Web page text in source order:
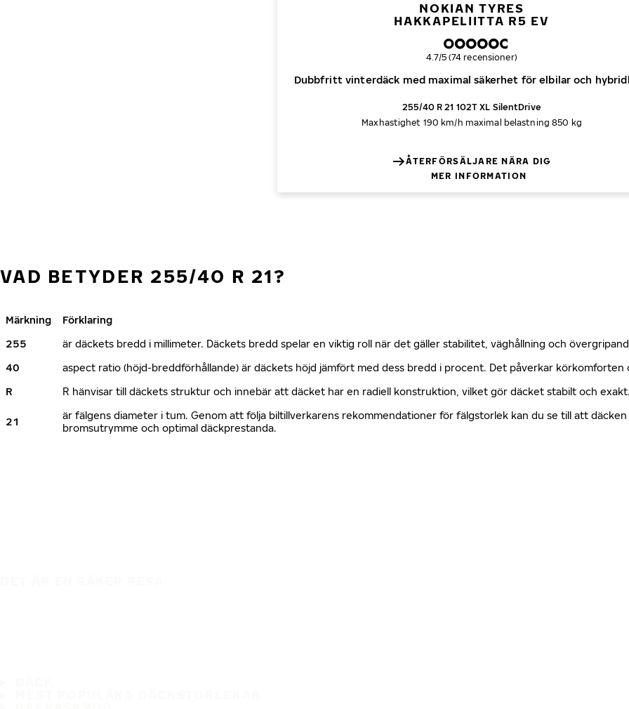
NOKIAN TYRES
HAKKAPELIITTA R5 EV
Dubbfritt vinterdäck med maximal säkerhet för elbilar och
Övergripande betyg
4.7/5 (74 recensioner)
255/40 R 21 102T XL SilentDrive
Maxhastighet 190 km/h maximal belastning 850 kg
ÅTERFÖRSÄLJARE NÄRA DIG
MER INFORMATION
VAD BETYDER 255/40 R 21?
Märkning
Förklaring
255
är däckets bredd i millimeter. Däckets bredd spelar en viktig roll när det gäller stabilitet, väghållning och
40
aspect ratio (höjd-breddförhållande) är däckets höjd jämfört med dess bredd i procent. Det påverkar
R
R hänvisar till däckets struktur och innebär att däcket har en radiell konstruktion, vilket gör däcket stabilt och
21
är fälgens diameter i tum. Genom att följa biltillverkarens rekommendationer för fälgstorlek kan du se till att
bromsutrymme och optimal däckprestanda.